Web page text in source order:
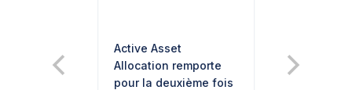
Active Asset
Allocation remporte
pour la deuxième fois